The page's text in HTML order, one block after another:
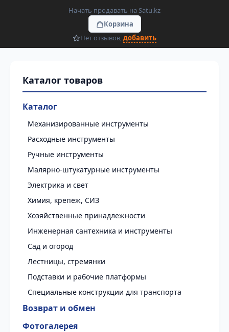
Начать продавать на Satu.kz
Корзина
Нет отзывов,добавить
Каталог
Механизированные инструменты
Расходные инструменты
Ручные инструменты
Малярно-штукатурные инструменты
Электрика и свет
Химия, крепеж, СИЗ
Хозяйственные принадлежности
Инженерная сантехника и инструменты
Сад и огород
Лестницы, стремянки
Подставки и рабочие платформы
Специальные конструкции для транспорта
Возврат и обмен
Фотогалерея